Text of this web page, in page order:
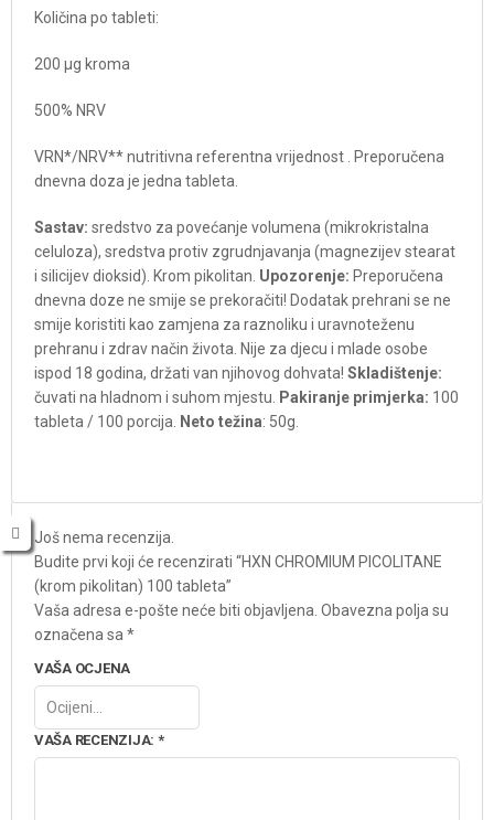
Količina po tableti:
200 μg kroma
500% NRV
VRN*/NRV** nutritivna referentna vrijednost . Preporučena
dnevna doza je jedna tableta.
Sastav: sredstvo za povećanje volumena (mikrokristalna
celuloza), sredstva protiv zgrudnjavanja (magnezijev stearat
i silicijev dioksid). Krom pikolitan. Upozorenje: Preporučena
dnevna doze ne smije se prekoračiti! Dodatak prehrani se ne
smije koristiti kao zamjena za raznoliku i uravnoteženu
prehranu i zdrav način života. Nije za djecu i mlade osobe
ispod 18 godina, držati van njihovog dohvata! Skladištenje:
čuvati na hladnom i suhom mjestu.
Pakiranje primjerka: 100
tableta / 100 porcija.
Neto težina: 50g.
Još nema recenzija.
Budite prvi koji će recenzirati “HXN CHROMIUM PICOLITANE
(krom pikolitan) 100 tableta”
Vaša adresa e-pošte neće biti objavljena. Obavezna polja su
označena sa *
VAŠA OCJENA
VAŠA RECENZIJA: *